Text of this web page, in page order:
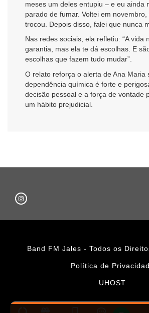
meses um deles entupiu – e eu ainda
parado de fumar. Voltei em novembro,
trocou. Depois disso, falei que nunca
Nas redes sociais, ela refletiu: “A vida
garantia, mas ela te dá escolhas. E
escolhas que fazem tudo mudar”.
O relato reforça o alerta de Ana Maria
dependência química é forte e
decisão pessoal e a força de vontade
um hábito prejudicial.
Band FM Jales - Todos os
Política de
UHOST